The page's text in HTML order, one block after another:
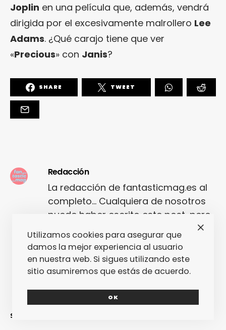
Joplin en una película que, además, vendrá
dirigida por el excesivamente malrollero Lee
Adams. ¿Qué carajo tiene que ver
«Precious» con Janis?
SHARE TWEET
Redacción
La redacción de fantasticmag.es al
completo... Cualquiera de nosotros
puede haber escrito este post, pero
seguro que el que lo ha escrito lo ha
hecho con mucho amor.
SINCERAMENTE
Utilizamos cookies para asegurar que
damos la mejor experiencia al usuario
en nuestra web. Si sigues utilizando este
sitio asumiremos que estás de acuerdo.
OK